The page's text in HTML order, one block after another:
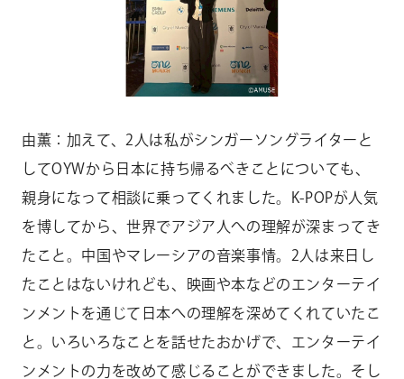
由薫：加えて、2人は私がシンガーソングライターと
してOYWから日本に持ち帰るべきことについても、
親身になって相談に乗ってくれました。K-POPが人気
を博してから、世界でアジア人への理解が深まってき
たこと。中国やマレーシアの音楽事情。2人は来日し
たことはないけれども、映画や本などのエンターテイ
ンメントを通じて日本への理解を深めてくれていたこ
と。いろいろなことを話せたおかげで、エンターテイ
ンメントの力を改めて感じることができました。そし